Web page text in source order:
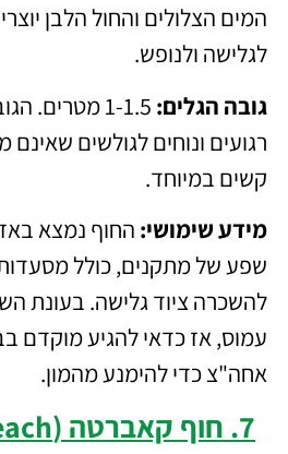
המים הצלולים והחול הלבן
לגלישה ולנופש.
גובה הגלים:
1-1.5
רגועים ונוחים לגולשים
קשים במיוחד.
מידע שימושי: החוף נמצא
שפע של מתקנים, כולל מסעדות,
להשכרה ציוד גלישה. בעונת
עמוס, אז כדאי להגיע מוקדם
אחה"צ כדי להימנע מהמון.
7. חוף קאברטה (Cabarete Beach)